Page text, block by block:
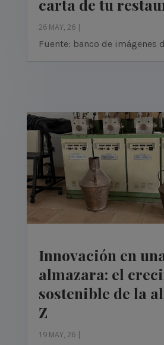
carta de tu
26 MAY, 26|
Fuente: banco de imágenes
Innovación en
almazara: el
sostenible de la
Z
19 MAY, 26|